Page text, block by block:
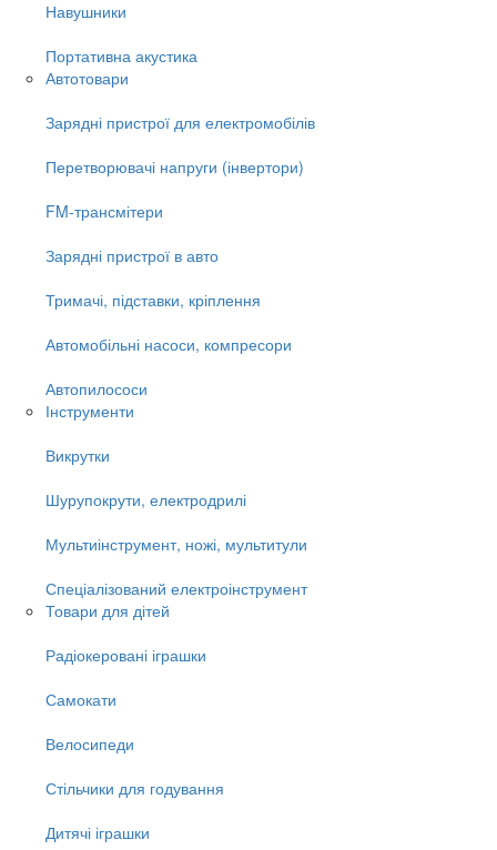
Навушники
Портативна акустика
Автотовари
Зарядні пристрої для електромобілів
Перетворювачі напруги (інвертори)
FM-трансмітери
Зарядні пристрої в авто
Тримачі, підставки, кріплення
Автомобільні насоси, компресори
Автопилососи
Інструменти
Викрутки
Шурупокрути, електродрилі
Мультиінструмент, ножі, мультитули
Спеціалізований електроінструмент
Товари для дітей
Радіокеровані іграшки
Самокати
Велосипеди
Стільчики для годування
Дитячі іграшки